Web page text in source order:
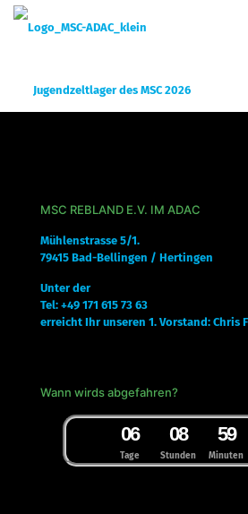
Jugendzeltlager des MSC 2026
MSC REBLAND E.V. IM ADAC
Mühlenstrasse 5/1.
79415 Bad-Bellingen / Hertingen
Unter der
Tel: +49 171 615 73 63
erreicht Ihr unseren 1. Vorstand: Chris
Wann wirds abgefahren?
Tage
06
Stunden
08
Minuten
59